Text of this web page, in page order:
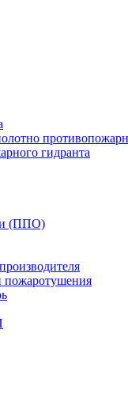
гидранта
(ППО)
пожаротушения